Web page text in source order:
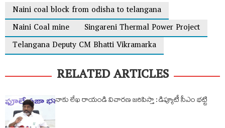
Naini coal block from odisha to telangana
Naini Coal mine
Singareni Thermal Power Project
Telangana Deputy CM Bhatti Vikramarka
RELATED ARTICLES
నాకు లేఖ రాయండి విచారణ జరిపిస్తా : డిప్యూటీ సీఎం భట్టి